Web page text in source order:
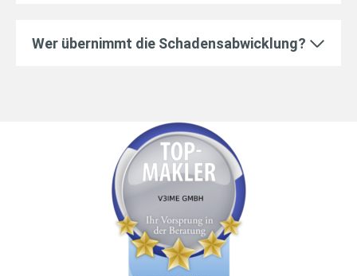
Wer übernimmt die Schadensabwicklung?